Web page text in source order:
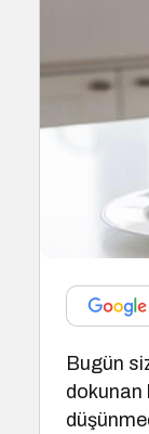
Bugün
dokunan